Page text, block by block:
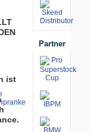
ist
Partner